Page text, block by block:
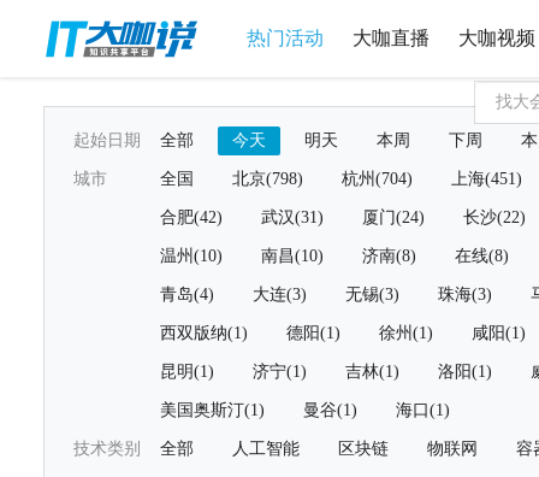
热门活动 大咖直播 大咖视频
起始日期 全部 今天 明天 本周 下周
城市 全国 北京(798) 杭州(704) 上海(451)
合肥(42) 武汉(31) 厦门(24) 长沙(22)
温州(10) 南昌(10) 济南(8) 在线(8)
青岛(4) 大连(3) 无锡(3) 珠海(3)
西双版纳(1) 德阳(1) 徐州(1) 咸阳(1)
昆明(1) 济宁(1) 吉林(1) 洛阳(1)
美国奥斯汀(1) 曼谷(1) 海口(1)
技术类别 全部 人工智能 区块链 物联网 容